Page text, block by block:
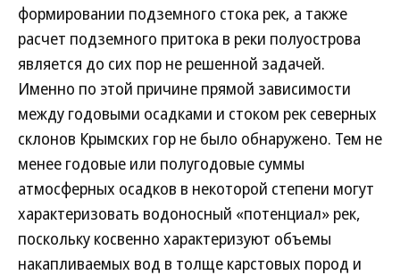
формировании подземного стока рек, а также
расчет подземного притока в реки полуострова
является до сих пор не решенной задачей.
Именно по этой причине прямой зависимости
между годовыми осадками и стоком рек северных
склонов Крымских гор не было обнаружено. Тем не
менее годовые или полугодовые суммы
атмосферных осадков в некоторой степени могут
характеризовать водоносный «потенциал» рек,
поскольку косвенно характеризуют объемы
накапливаемых вод в толще карстовых пород и